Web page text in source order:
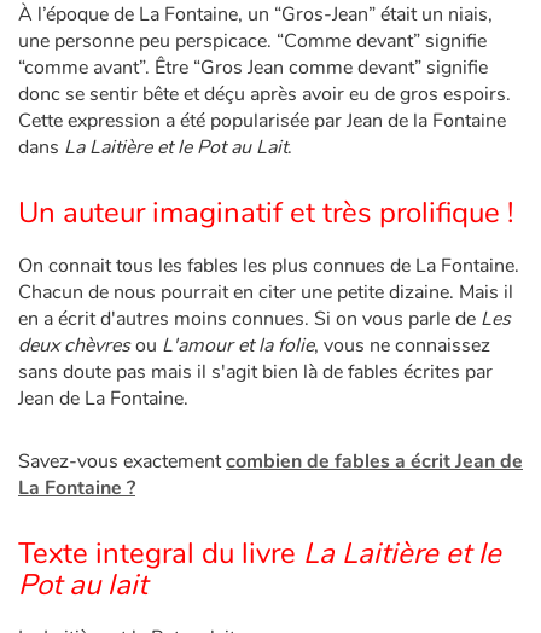
À l’époque de La Fontaine, un “Gros-Jean” était un niais,
une personne peu perspicace. “Comme devant” signifie
“comme avant”. Être “Gros Jean comme devant” signifie
donc se sentir bête et déçu après avoir eu de gros espoirs.
Cette expression a été popularisée par Jean de la Fontaine
dans La Laitière et le Pot au Lait.
Un auteur imaginatif et très prolifique !
On connait tous les fables les plus connues de La Fontaine.
Chacun de nous pourrait en citer une petite dizaine. Mais il
en a écrit d'autres moins connues. Si on vous parle de Les
deux chèvresou L'amour et la folie, vous ne connaissez
sans doute pas mais il s'agit bien là de fables écrites par
Jean de La Fontaine.
Savez-vous exactementcombien de fables a écrit Jean de
La Fontaine ?
Texte integral du livre La Laitière et le
Pot au lait